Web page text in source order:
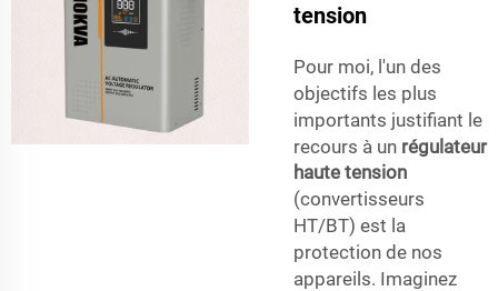
tension
Pour moi, l'un des
objectifs les plus
importants justifiant le
recours à un régulateur
haute tension
(convertisseurs
HT/BT) est la
protection de nos
appareils. Imaginez